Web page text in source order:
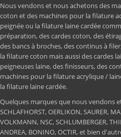
Nous vendons et nous achetons des
coton et des machines pour la filature
peignée ou la filature laine cardée
préparation, des cardes coton, des
des bancs à broches, des continus à
la filature coton mais aussi des cardes
peigneuses laine, des finisseurs, des
machines pour la filature acrylique /
la filature laine cardée.
Quelques marques que nous vendons et
SCHLAFHORST, OERLIKON, SAURER,
VOLKMANN, NSC, SCHLUMBERGER,
ANDREA, BONINO, OCTIR, et bien